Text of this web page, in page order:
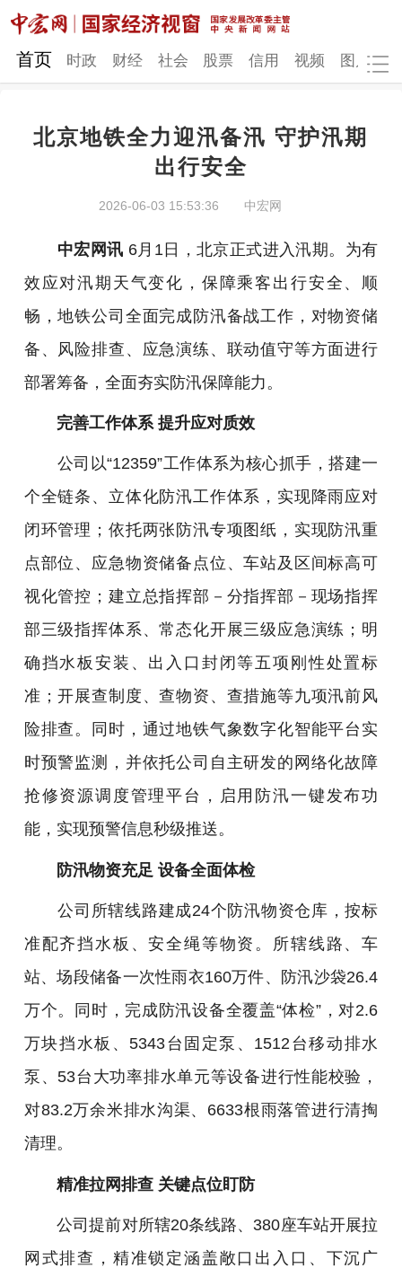
网站地图
财经 社会
图片
地方发展
首页 时政 财经 社会 股票 信用 视频 图片
北京地铁全力迎汛备汛 守护汛期
出行安全
2026-06-03 15:53:36 中宏网
中宏网讯 6月1日，北京正式进入汛期。为有
效应对汛期天气变化，保障乘客出行安全、顺
畅，地铁公司全面完成防汛备战工作，对物资储
备、风险排查、应急演练、联动值守等方面进行
部署筹备，全面夯实防汛保障能力。
完善工作体系 提升应对质效
公司以“12359”工作体系为核心抓手，搭建一
个全链条、立体化防汛工作体系，实现降雨应对
闭环管理；依托两张防汛专项图纸，实现防汛重
点部位、应急物资储备点位、车站及区间标高可
视化管控；建立总指挥部－分指挥部－现场指挥
部三级指挥体系、常态化开展三级应急演练；明
确挡水板安装、出入口封闭等五项刚性处置标
准；开展查制度、查物资、查措施等九项汛前风
险排查。同时，通过地铁气象数字化智能平台实
时预警监测，并依托公司自主研发的网络化故障
抢修资源调度管理平台，启用防汛一键发布功
能，实现预警信息秒级推送。
防汛物资充足 设备全面体检
公司所辖线路建成24个防汛物资仓库，按标
准配齐挡水板、安全绳等物资。所辖线路、车
站、场段储备一次性雨衣160万件、防汛沙袋26.4
万个。同时，完成防汛设备全覆盖“体检”，对2.6
万块挡水板、5343台固定泵、1512台移动排水
泵、53台大功率排水单元等设备进行性能校验，
对83.2万余米排水沟渠、6633根雨落管进行清掏
清理。
精准拉网排查 关键点位盯防
公司提前对所辖20条线路、380座车站开展拉
网式排查，精准锁定涵盖敞口出入口、下沉广